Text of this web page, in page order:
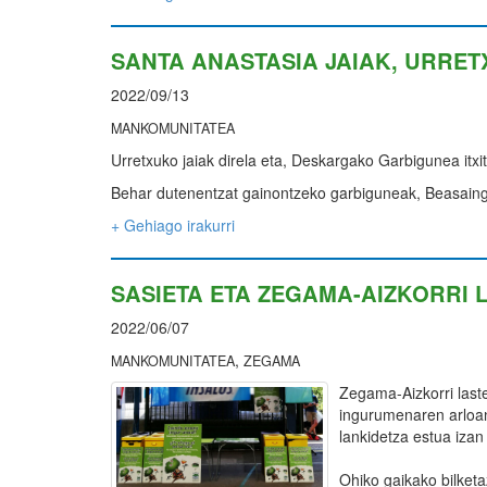
SANTA ANASTASIA JAIAK,
2022/09/13
MANKOMUNITATEA
Urretxuko jaiak direla eta, Deskargako Garbigunea
Behar dutenentzat gainontzeko garbiguneak,
+ Gehiago irakurri
SASIETA ETA ZEGAMA-AIZKORRI
2022/06/07
MANKOMUNITATEA, ZEGAMA
Zegama-Aizkorri
ingurumenaren
lankidetza estua
Ohiko gaikako